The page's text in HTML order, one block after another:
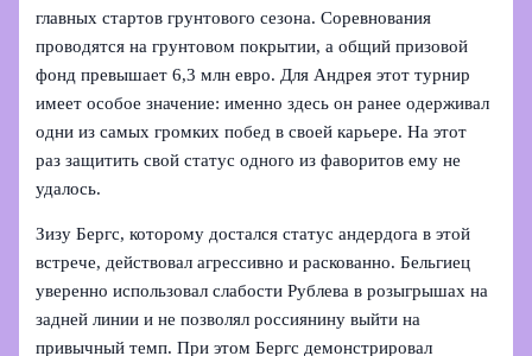
главных стартов грунтового сезона. Соревнования
проводятся на грунтовом покрытии, а общий призовой
фонд превышает 6,3 млн евро. Для Андрея этот турнир
имеет особое значение: именно здесь он ранее одерживал
одни из самых громких побед в своей карьере. На этот
раз защитить свой статус одного из фаворитов ему не
удалось.
Зизу Бергс, которому достался статус андердога в этой
встрече, действовал агрессивно и раскованно. Бельгиец
уверенно использовал слабости Рублева в розыгрышах на
задней линии и не позволял россиянину выйти на
привычный темп. При этом Бергс демонстрировал